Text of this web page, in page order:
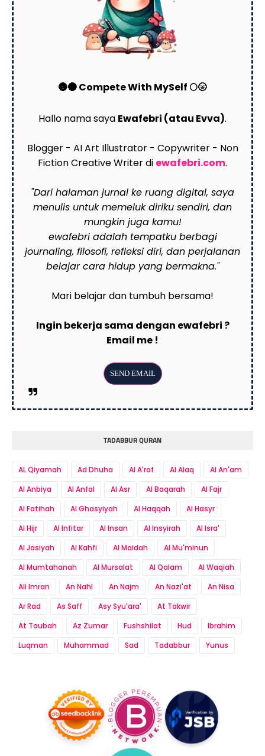
🌚🌑 Compete With MySelf 🌕🌝
Hallo nama saya Ewafebri (atau Evva).
Blogger - AI Art Illustrator - Copywriter - Non
Fiction Creative Writer di ewafebri.com.
"Dari halaman jurnal ke ruang digital, saya
menulis untuk memeluk diriku sendiri, dan
mungkin juga kamu!
ewafebri adalah tempatku berbagi
journaling, filosofi, refleksi diri, dan perjalanan
belajar cara hidup yang bermakna."
Mari belajar dan tumbuh bersama!
Ingin bekerja sama dengan ewafebri ?
Email me !
TADABBUR QURAN
AL Qiyamah Ad Dhuha Al A'raf Al Alaq
Al An'am
Al Anbiya
Al Anfal Al Asr Al Baqarah
Al Fajr
Al Fatihah
Al Ghasyiyah Al Haqqah
Al Hasyr
Al Hijr
Al Infitar Al Insan Al Insyirah
Al Isra'
Al Jasiyah
Al Kahfi Al Maidah
Al Mu'minun
Al Mumtahanah
Al Mursalat Al Qalam
Al Waqiah
Ali Imran
An Nahl An Najm An Nazi'at
An Nisa
Ar Rad
As Saff Asy Syu'ara'
At Takwir
At Taubah
Az Zumar Fushshilat Hud
Ibrahim
Luqman
Muhammad Sad Tadabbur Yunus